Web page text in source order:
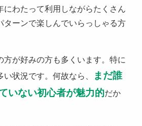
にわたって利用しながらたくさん
ターンで楽しんでいらっしゃる方
方が好みの方も多くいます。特に
状況です。何故なら、
まだ誰
いない初心者が魅力的だか